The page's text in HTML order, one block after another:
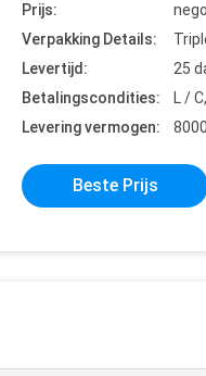
Prijs:
Verpakking Details:
Levertijd:
25
Betalingscondities:
L /
Levering vermogen:
Beste Prijs